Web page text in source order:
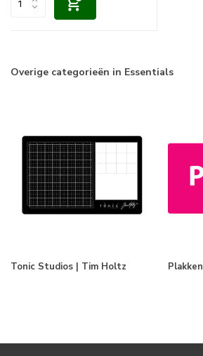
Overige categorieën in Essentials
Tonic Studios | Tim Holtz Plakken